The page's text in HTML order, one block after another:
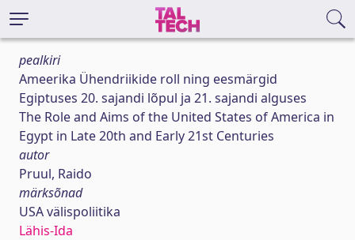
pealkiri
Ameerika Ühendriikide roll ning eesmärgid
Egiptuses 20. sajandi lõpul ja 21. sajandi alguses
The Role and Aims of the United States of America in
Egypt in Late 20th and Early 21st Centuries
autor
Pruul, Raido
märksõnad
USA välispoliitika
Lähis-Ida